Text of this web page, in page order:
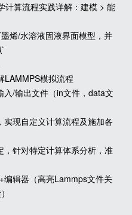
计算流程实践详解：建模 > 能
烯/水溶液固液界面模型，并
LAMMPS模拟流程
/输出文件（in文件，data文
现自定义计算流程及施加各
针对特定计算体系分析，准
辑器（高亮Lammps文件关